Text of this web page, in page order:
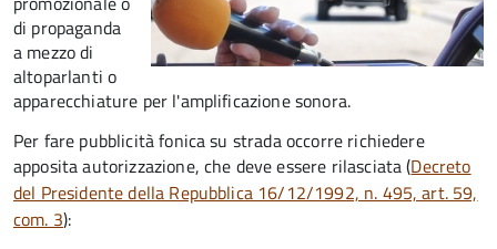
di propaganda
a mezzo di
altoparlanti o
apparecchiature per l'amplificazione sonora.
Per fare pubblicità fonica su strada occorre richiedere
apposita autorizzazione, che deve essere rilasciata (Decreto
del Presidente della Repubblica 16/12/1992, n. 495, art. 59,
com. 3):